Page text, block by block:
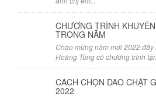
CHƯƠNG TRÌNH
TRONG NĂM
Chào mừng năm mới 2022
Hoàng Tùng có chương trình
CÁCH CHỌN DAO CHẶT
2022